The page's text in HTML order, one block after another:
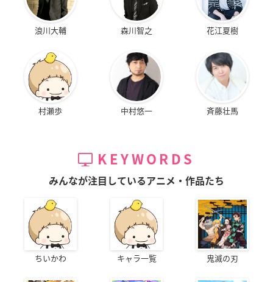
浪川大輔 森川智之 花江夏樹
村瀬歩 中村悠一 斉藤壮馬
KEYWORDS
みんなが注目しているアニメ・作品たち
ちいかわ キャラ一覧 鬼滅の刃